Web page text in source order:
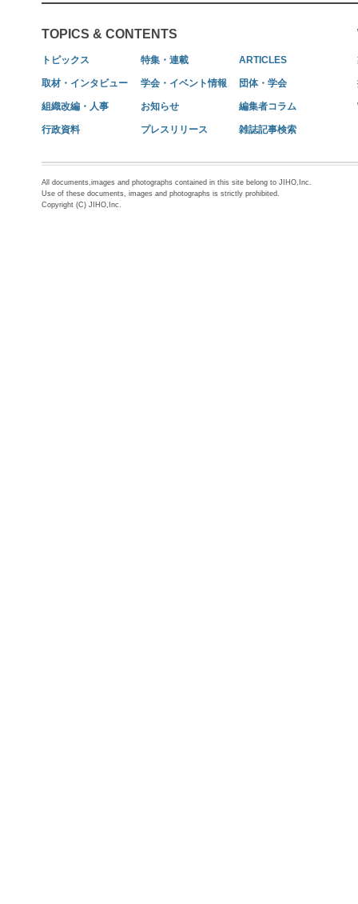
TOPICS & CONTENTS
トピックス 特集・連載 ARTICLES
取材・インタビュー 学会・イベント情報 団体・学会
組織改編・人事 お知らせ 編集者コラム
行政資料 プレスリリース 雑誌記事検索
All documents,images and photographs contained in this site belong to JIHO,Inc.
Use of these documents, images and photographs is strictly prohibited.
Copyright (C) JIHO,Inc.